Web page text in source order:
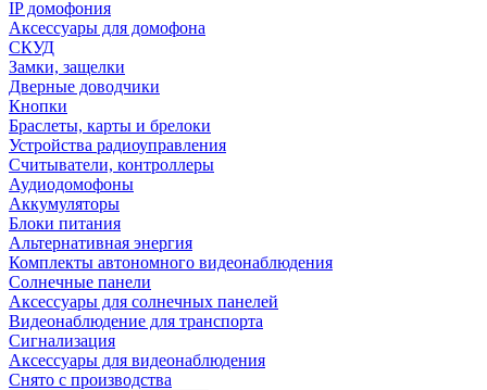
IP домофония
Аксессуары для домофона
СКУД
Замки, защелки
Дверные доводчики
Кнопки
Браслеты, карты и брелоки
Устройства радиоуправления
Считыватели, контроллеры
Аудиодомофоны
Аккумуляторы
Блоки питания
Альтернативная энергия
Комплекты автономного видеонаблюдения
Солнечные панели
Аксессуары для солнечных панелей
Видеонаблюдение для транспорта
Сигнализация
Аксессуары для видеонаблюдения
Снято с производства